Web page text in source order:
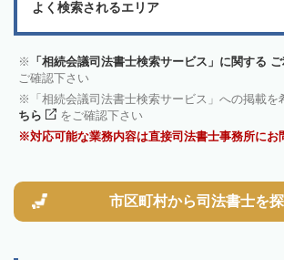
よく検索されるエリア
「相続会議司法書士検索サービス」に関する
ご確認下さい
「相続会議司法書士検索サービス」への掲載を
ちら
をご確認下さい
対応可能な業務内容は直接司法書士事務所にお
市区町村から司法書士を